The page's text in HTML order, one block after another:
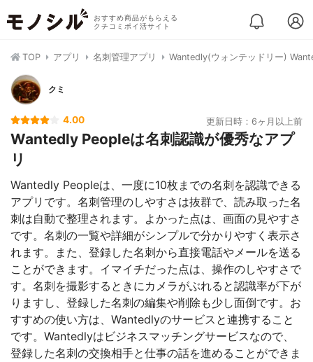
おすすめ商品がもらえる
クチコミポイ活サイト
TOP アプリ 名刺管理アプリ Wantedly(ウォンテッドリー)
クミ
4.00 更新日時：6ヶ月以上前
Wantedly Peopleは名刺認識が優秀なアプ
リ
Wantedly Peopleは、一度に10枚までの名刺を認識できる
アプリです。名刺管理のしやすさは抜群で、読み取った名
刺は自動で整理されます。よかった点は、画面の見やすさ
です。名刺の一覧や詳細がシンプルで分かりやすく表示さ
れます。また、登録した名刺から直接電話やメールを送る
ことができます。イマイチだった点は、操作のしやすさで
す。名刺を撮影するときにカメラがぶれると認識率が下が
りますし、登録した名刺の編集や削除も少し面倒です。お
すすめの使い方は、Wantedlyのサービスと連携すること
です。Wantedlyはビジネスマッチングサービスなので、
登録した名刺の交換相手と仕事の話を進めることができま